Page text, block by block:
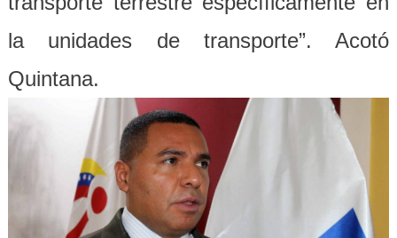
la unidades de transporte”. Acotó
Quintana.